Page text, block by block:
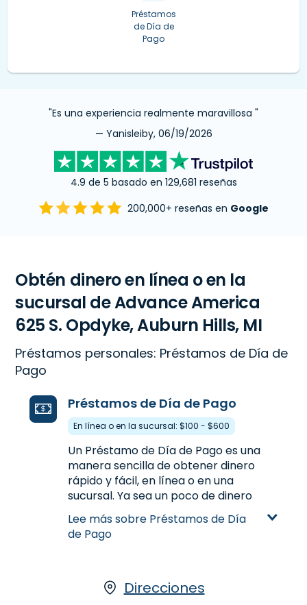
Préstamos
de Día de
Pago
"Es una experiencia realmente maravillosa "
— Yanisleiby, 06/19/2026
4.9 de 5 basado en 129,681 reseñas
200,000+ reseñas en Google
Obtén dinero en línea o en la
sucursal de Advance America
625 S. Opdyke, Auburn Hills, MI
Préstamos personales: Préstamos de Día de
Pago
Préstamos de Día de Pago
En línea o en la sucursal: $100 - $600
Un Préstamo de Día de Pago es una
manera sencilla de obtener dinero
rápido y fácil, en línea o en una
sucursal. Ya sea un poco de dinero
extra entre los pagos de nómina o
para manejar los gastos inesperados,
un Préstamo de Día de Pago te
Hills, MI para solicitar un Préstamo de
Lee más sobre Préstamos de Día
de Pago
Direcciones